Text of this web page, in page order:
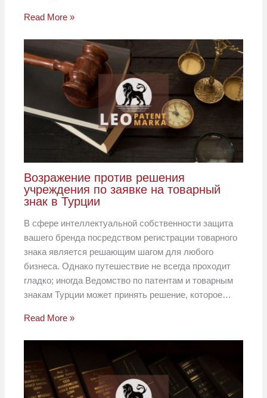
Read More »
Возражение против решения
учреждения по заявке на товарный
знак в Турции
В сфере интеллектуальной собственности защита
вашего бренда посредством регистрации товарного
знака является решающим шагом для любого
бизнеса. Однако путешествие не всегда проходит
гладко; иногда Ведомство по патентам и товарным
знакам Турции может принять решение, которое…
Read More »